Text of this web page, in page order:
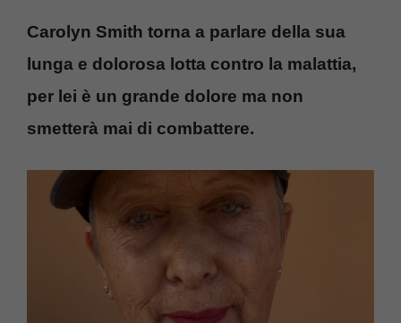
Carolyn Smith torna a parlare della sua
lunga e dolorosa lotta contro la malattia,
per lei è un grande dolore ma non
smetterà mai di combattere.